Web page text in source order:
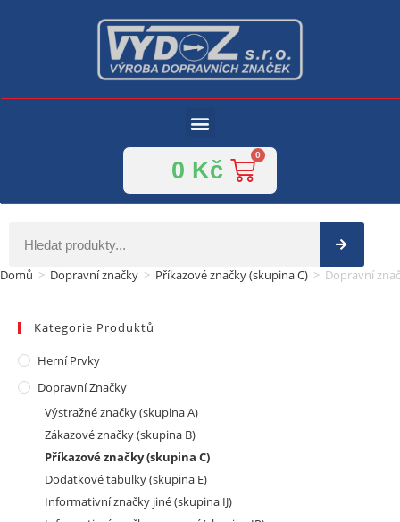
0 Kč
Domů > Dopravní značky > Příkazové značky (skupina C) > Dopravní
Kategorie Produktů
Herní Prvky
Dopravní Značky
Výstražné značky (skupina A)
Zákazové značky (skupina B)
Příkazové značky (skupina C)
Dodatkové tabulky (skupina E)
Informativní značky jiné (skupina IJ)